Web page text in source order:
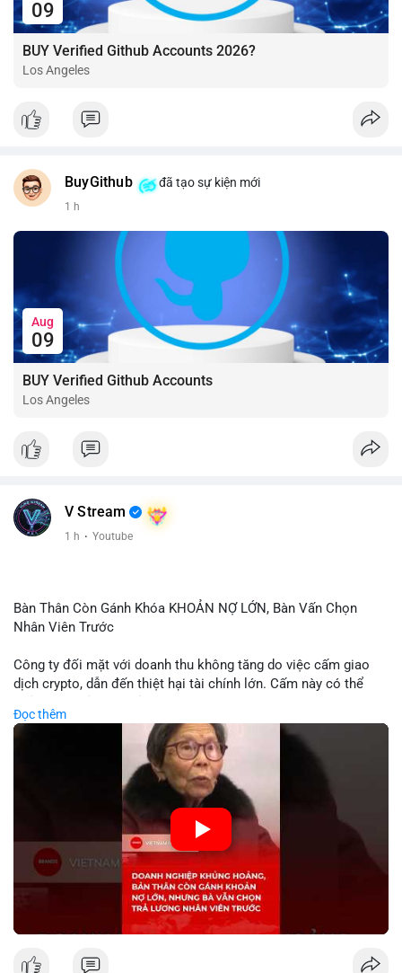
09
BUY Verified Github Accounts 2026?
Los Angeles
BuyGithub đã tạo sự kiện mới
1 h
Aug
09
BUY Verified Github Accounts
Los Angeles
V Stream
1 h · Youtube
Bàn Thân Còn Gánh Khóa KHOẢN NỢ LỚN, Bàn Vấn Chọn
Nhân Viên Trước
Công ty đối mặt với doanh thu không tăng do việc cấm giao
dịch crypto, dẫn đến thiệt hại tài chính lớn. Cấm này có thể
biến động giá digital asset. Bàn vấn chuyển hướng tập trung
vào nhân lực, cho thấy chiến lược giảm chi phí hoặc điều chỉnh
mô hình kinh doanh. Điều này có thể ảnh hưởng đến thị trường
crypto và các doanh nghiệp liên quan trong tương lai.
🎥 Xem video trực tiếp tại:
Nguồn: KIEN THUC KINH TE
Đọc thêm